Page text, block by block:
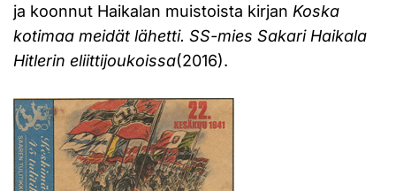
ja koonnut Haikalan muistoista kirjan Koska
kotimaa meidät lähetti. SS-mies Sakari Haikala
Hitlerin eliittijoukoissa(2016).